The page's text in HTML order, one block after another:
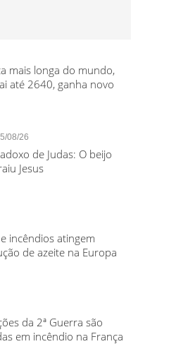
mais longa do mundo,
até 2640, ganha novo
08/26
de Judas: O beijo
Jesus
incêndios atingem
de azeite na Europa
da 2ª Guerra são
em incêndio na França